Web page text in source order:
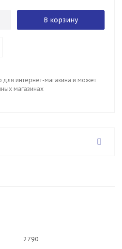
В корзину
для интернет-магазина и может
магазинах
2790